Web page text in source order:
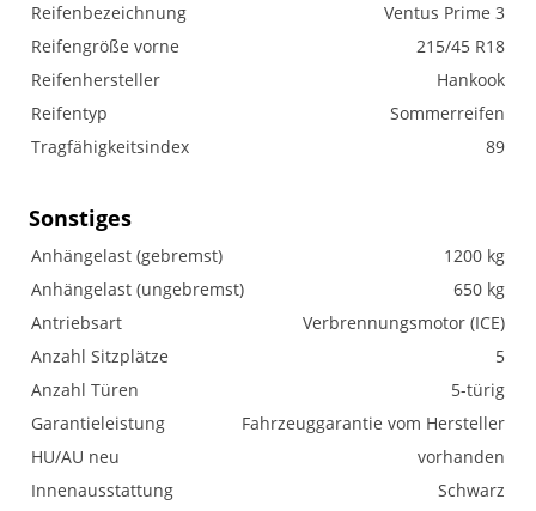
Reifenbezeichnung
Ventus Prime 3
Reifengröße vorne
215/45 R18
Reifenhersteller
Hankook
Reifentyp
Sommerreifen
Tragfähigkeitsindex
89
Sonstiges
Anhängelast (gebremst)
1200 kg
Anhängelast (ungebremst)
650 kg
Antriebsart
Verbrennungsmotor (ICE)
Anzahl Sitzplätze
5
Anzahl Türen
5-türig
Garantieleistung
Fahrzeuggarantie vom Hersteller
HU/AU neu
vorhanden
Innenausstattung
Schwarz